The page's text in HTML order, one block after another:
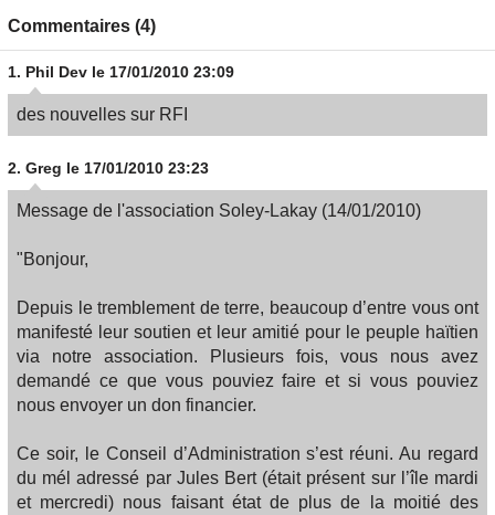
Commentaires (4)
1. Phil Dev le 17/01/2010 23:09
des nouvelles sur RFI
2. Greg le 17/01/2010 23:23
Message de l'association Soley-Lakay (14/01/2010)
"Bonjour,
Depuis le tremblement de terre, beaucoup d’entre vous ont
manifesté leur soutien et leur amitié pour le peuple haïtien
via notre association. Plusieurs fois, vous nous avez
demandé ce que vous pouviez faire et si vous pouviez
nous envoyer un don financier.
Ce soir, le Conseil d’Administration s’est réuni. Au regard
du mél adressé par Jules Bert (était présent sur l’île mardi
et mercredi) nous faisant état de plus de la moitié des